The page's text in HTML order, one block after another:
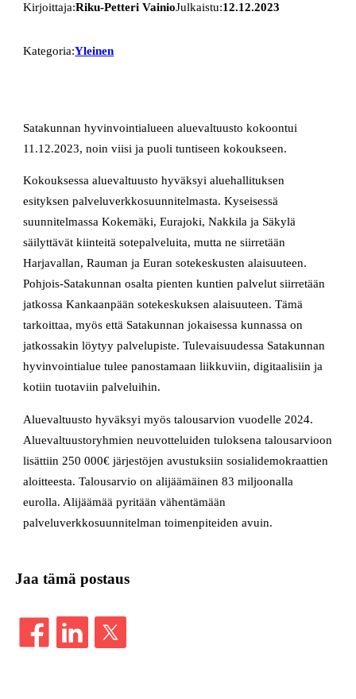
Kirjoittaja:Riku-Petteri VainioJulkaistu:12.12.2023
Kategoria:Yleinen
Satakunnan hyvinvointialueen aluevaltuusto kokoontui
11.12.2023, noin viisi ja puoli tuntiseen kokoukseen.
Kokouksessa aluevaltuusto hyväksyi aluehallituksen
esityksen palveluverkkosuunnitelmasta. Kyseisessä
suunnitelmassa Kokemäki, Eurajoki, Nakkila ja Säkylä
säilyttävät kiinteitä sotepalveluita, mutta ne siirretään
Harjavallan, Rauman ja Euran sotekeskusten alaisuuteen.
Pohjois-Satakunnan osalta pienten kuntien palvelut siirretään
jatkossa Kankaanpään sotekeskuksen alaisuuteen. Tämä
tarkoittaa, myös että Satakunnan jokaisessa kunnassa on
jatkossakin löytyy palvelupiste. Tulevaisuudessa Satakunnan
hyvinvointialue tulee panostamaan liikkuviin, digitaalisiin ja
kotiin tuotaviin palveluihin.
Aluevaltuusto hyväksyi myös talousarvion vuodelle 2024.
Aluevaltuustoryhmien neuvotteluiden tuloksena talousarvioon
lisättiin 250 000€ järjestöjen avustuksiin sosialidemokraattien
aloitteesta. Talousarvio on alijäämäinen 83 miljoonalla
eurolla. Alijäämää pyritään vähentämään
palveluverkkosuunnitelman toimenpiteiden avuin.
Jaa tämä postaus